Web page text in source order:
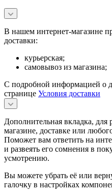
В нашем интернет-магазине
доставки:
курьерская;
самовывоз из магазина;
С подробной информацией о
странице Условия доставки
Дополнительная вкладка,
магазине, доставке или
Поможет вам ответить на
и развеять его сомнения в
усмотрению.
Вы можете убрать её или
галочку в настройках